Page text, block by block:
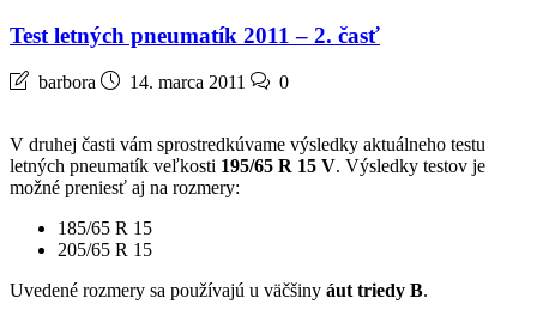
Test letných pneumatík 2011 – 2. časť
barbora 14. marca 2011 0
V druhej časti vám sprostredkúvame výsledky aktuálneho testu
letných pneumatík veľkosti 195/65 R 15 V. Výsledky testov je
možné preniesť aj na rozmery:
185/65 R 15
205/65 R 15
Uvedené rozmery sa používajú u väčšiny áut triedy B.